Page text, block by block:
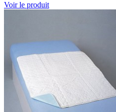
Voir le produit